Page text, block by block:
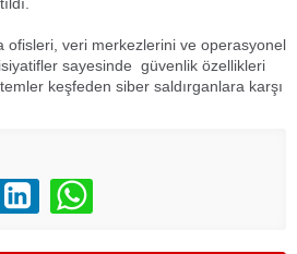
ofisleri, veri merkezlerini ve operasyonel
sayesinde güvenlik özellikleri
keşfeden siber saldırganlara karşı